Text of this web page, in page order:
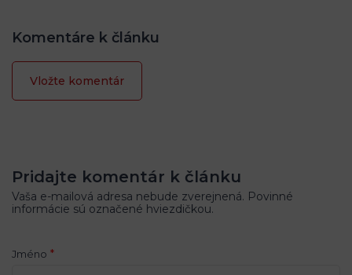
Komentáre k článku
Vložte komentár
Pridajte komentár k článku
Vaša e-mailová adresa nebude zverejnená. Povinné
informácie sú označené hviezdičkou.
Jméno *